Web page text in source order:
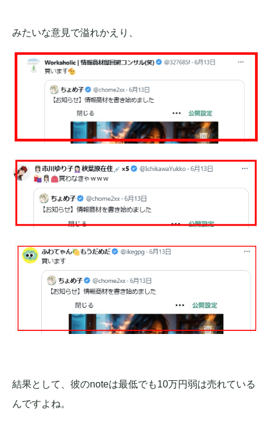
みたいな意見で溢れかえり、
結果として、彼のnoteは最低でも10万円弱は売れている
んですよね。